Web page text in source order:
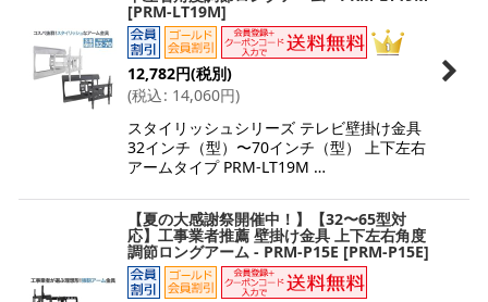
[PRM-LT19M]
12,782円(税別)
(税込: 14,060円)
スタイリッシュシリーズ テレビ壁掛け金具
32インチ（型）〜70インチ（型） 上下左右
アームタイプ PRM-LT19M …
【夏の大感謝祭開催中！】【32〜65型対
応】工事業者推薦 壁掛け金具 上下左右角度
調節ロングアーム - PRM-P15E [PRM-P15E]